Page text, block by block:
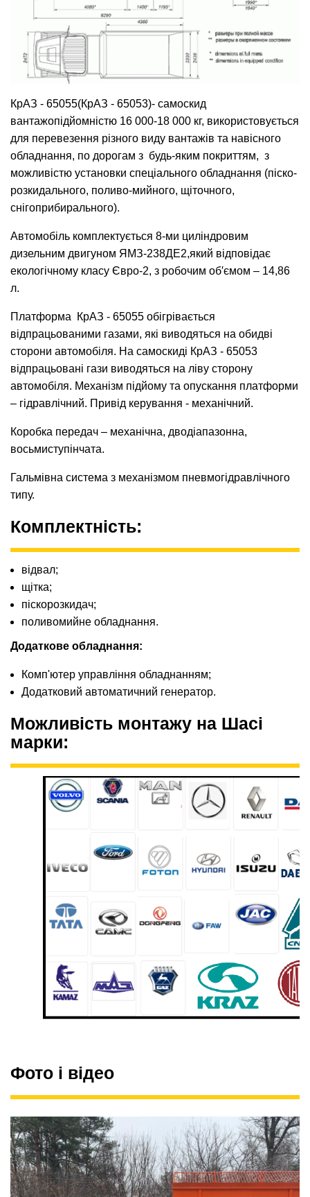
КрАЗ - 65055(КрАЗ - 65053)- самоскид
вантажопідйомністю 16 000-18 000 кг, використовується
для перевезення різного виду вантажів та навісного
обладнання, по дорогам з будь-яким покриттям, з
можливістю установки спеціального обладнання (піско-
розкидального, поливо-мийного, щіточного,
снігоприбирального).
Автомобіль комплектується 8-ми циліндровим
дизельним двигуном ЯМЗ-238ДЕ2,який відповідає
екологічному класу Євро-2, з робочим об′ємом – 14,86
л.
Платформа КрАЗ - 65055 обігрівається
відпрацьованими газами, які виводяться на обидві
сторони автомобіля. На самоскиді КрАЗ - 65053
відпрацьовані гази виводяться на ліву сторону
автомобіля. Механізм підйому та опускання платформи
– гідравлічний. Привід керування - механічний.
Коробка передач – механічна, дводіапазонна,
восьмиступінчата.
Гальмівна система з механізмом пневмогідравлічного
типу.
Комплектність:
відвал;
щітка;
піскорозкидач;
поливомийне обладнання.
Додаткове обладнання:
Комп'ютер управління обладнанням;
Додатковий автоматичний генератор.
Можливість монтажу на Шасі
марки:
Фото і відео